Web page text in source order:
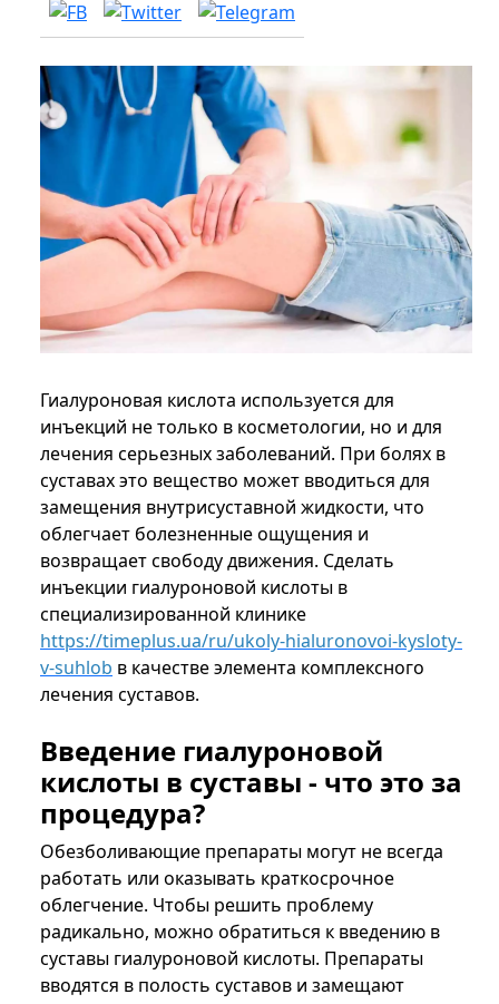
Гиалуроновая кислота используется для
инъекций не только в косметологии, но и для
лечения серьезных заболеваний. При болях в
суставах это вещество может вводиться для
замещения внутрисуставной жидкости, что
облегчает болезненные ощущения и
возвращает свободу движения. Сделать
инъекции гиалуроновой кислоты в
специализированной клинике
https://timeplus.ua/ru/ukoly-hialuronovoi-kysloty-
v-suhlob в качестве элемента комплексного
лечения суставов.
Введение гиалуроновой
кислоты в суставы - что это за
процедура?
Обезболивающие препараты могут не всегда
работать или оказывать краткосрочное
облегчение. Чтобы решить проблему
радикально, можно обратиться к введению в
суставы гиалуроновой кислоты. Препараты
вводятся в полость суставов и замещают